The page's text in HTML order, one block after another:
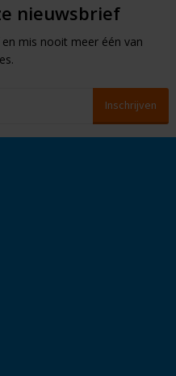
nieuwsbrief
mis nooit meer één van